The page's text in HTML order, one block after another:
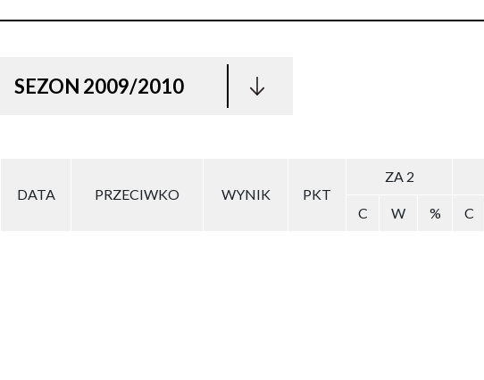
SEZON 2009/2010
DATA PRZECIWKO WYNIK PKT
ZA 2
C
W % C